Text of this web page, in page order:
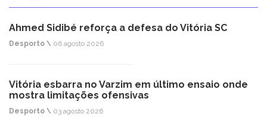
Ahmed Sidibé reforça a defesa do Vitória SC
Desporto \ 06 agosto 2026
Vitória esbarra no Varzim em último ensaio onde
mostra limitações ofensivas
Desporto \ 03 agosto 2026